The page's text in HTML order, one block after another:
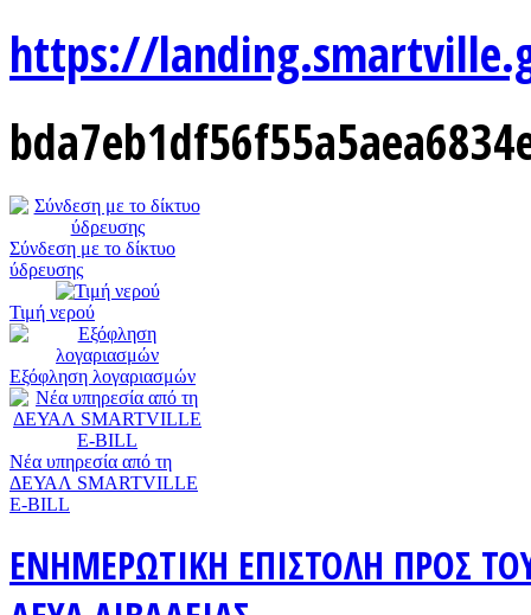
https://
Σύνδεση με το δίκτυο
ύδρευσης
Τιμή νερού
Εξόφληση λογαριασμών
Nέα υπηρεσία από τη
ΔΕΥΑΛ SMARTVILLE
E-BILL
ΕΝΗΜΕΡΩΤΙΚΗ ΕΠΙΣΤΟΛΗ ΠΡΟΣ